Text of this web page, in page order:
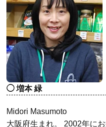
増本 緑
Midori Masumoto
大阪府生まれ。 2002年に